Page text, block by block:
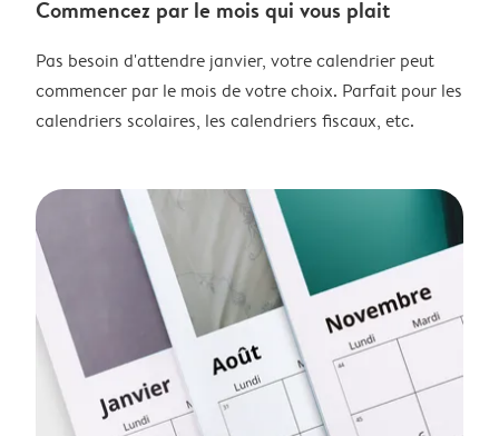
Commencez par le mois qui vous plait
Pas besoin d'attendre janvier, votre calendrier peut
commencer par le mois de votre choix. Parfait pour les
calendriers scolaires, les calendriers fiscaux, etc.